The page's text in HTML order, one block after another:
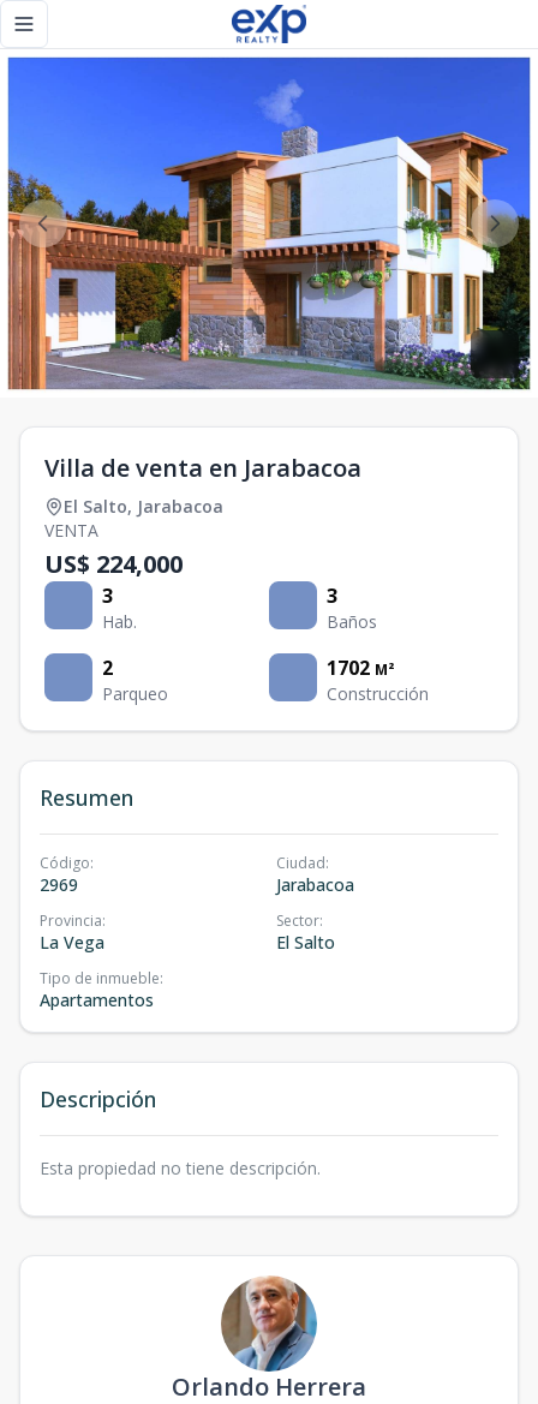
Toggle navigation menu
Villa de venta en Jarabacoa
El Salto, Jarabacoa
VENTA
US$ 224,000
3
Hab.
3
Baños
2
Parqueo
1702 M²
Construcción
Resumen
Código:
2969
Ciudad:
Jarabacoa
Provincia:
La Vega
Sector:
El Salto
Tipo de inmueble:
Apartamentos
Descripción
Esta propiedad no tiene descripción.
Orlando Herrera
Villa de venta en Jarabacoa - eXp Realty República